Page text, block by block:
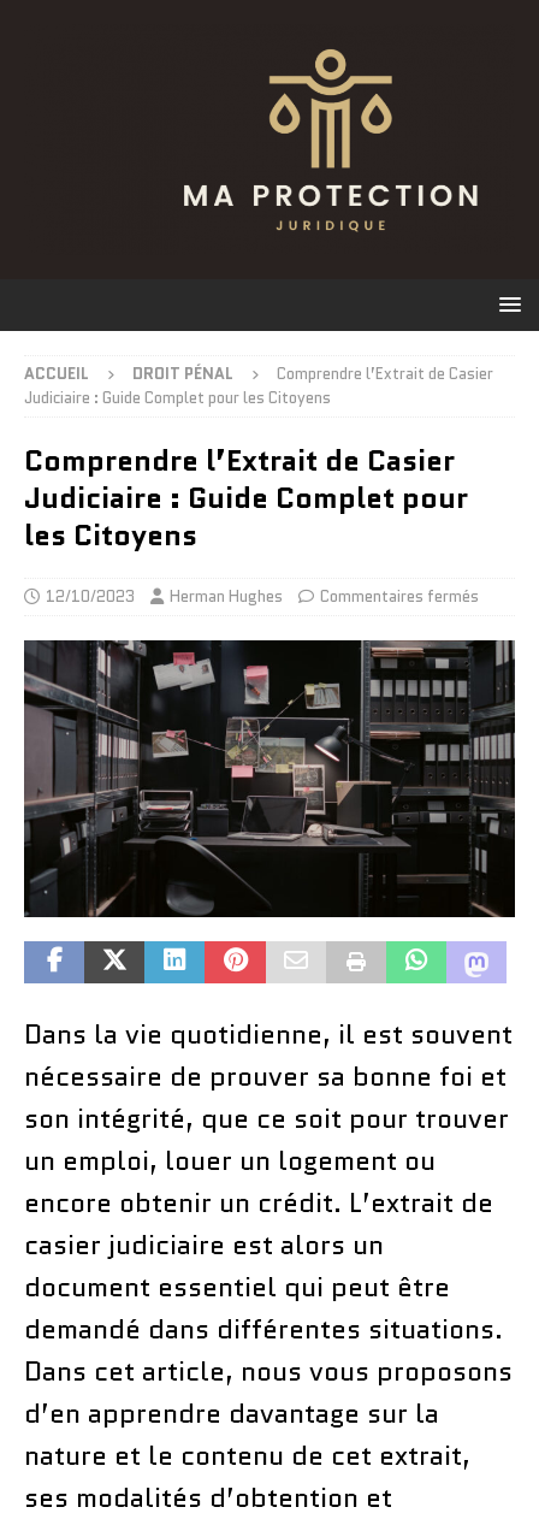
ACCUEIL DROIT PÉNAL
Comprendre l’Extrait de Casier
Judiciaire : Guide Complet pour les Citoyens
Comprendre l’Extrait de Casier
Judiciaire : Guide Complet pour
les Citoyens
12/10/2023 Herman Hughes Commentaires fermés
Dans la vie quotidienne, il est souvent
nécessaire de prouver sa bonne foi et
son intégrité, que ce soit pour trouver
un emploi, louer un logement ou
encore obtenir un crédit. L’extrait de
casier judiciaire est alors un
document essentiel qui peut être
demandé dans différentes situations.
Dans cet article, nous vous proposons
d’en apprendre davantage sur la
nature et le contenu de cet extrait,
ses modalités d’obtention et